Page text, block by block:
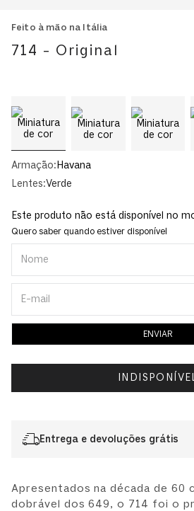
Feito à mão na Itália
714 - Original
Armação: Havana
Lentes:Verde
Este produto não está disponível no
Quero saber quando estiver disponível
ENVIAR
Entrega e devoluções grátis
Apresentados na década de 60
dobrável dos 649, o 714 foi o